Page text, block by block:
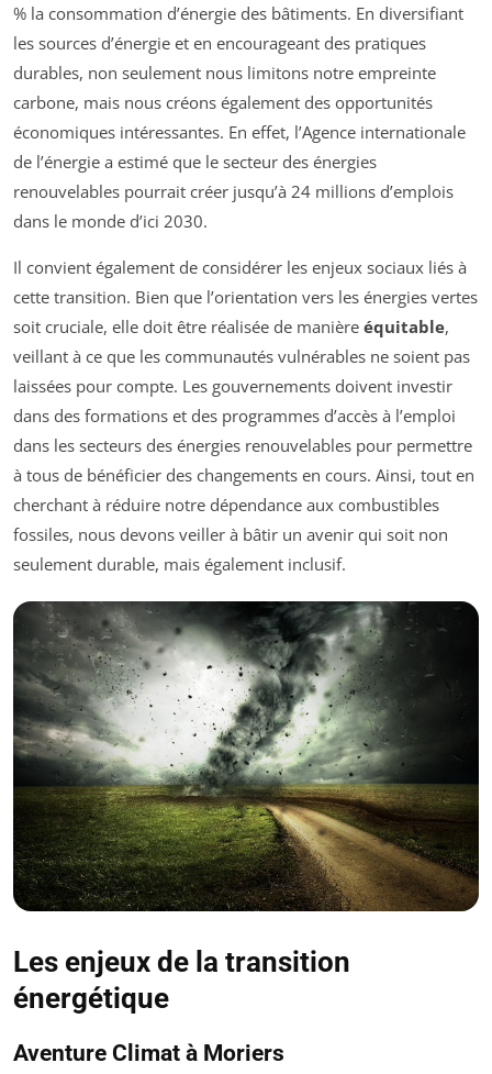
% la consommation d’énergie des bâtiments. En diversifiant
les sources d’énergie et en encourageant des pratiques
durables, non seulement nous limitons notre empreinte
carbone, mais nous créons également des opportunités
économiques intéressantes. En effet, l’Agence internationale
de l’énergie a estimé que le secteur des énergies
renouvelables pourrait créer jusqu’à 24 millions d’emplois
dans le monde d’ici 2030.
Il convient également de considérer les enjeux sociaux liés à
cette transition. Bien que l’orientation vers les énergies vertes
soit cruciale, elle doit être réalisée de manière équitable,
veillant à ce que les communautés vulnérables ne soient pas
laissées pour compte. Les gouvernements doivent investir
dans des formations et des programmes d’accès à l’emploi
dans les secteurs des énergies renouvelables pour permettre
à tous de bénéficier des changements en cours. Ainsi, tout en
cherchant à réduire notre dépendance aux combustibles
fossiles, nous devons veiller à bâtir un avenir qui soit non
seulement durable, mais également inclusif.
Les enjeux de la transition
énergétique
Aventure Climat à Moriers